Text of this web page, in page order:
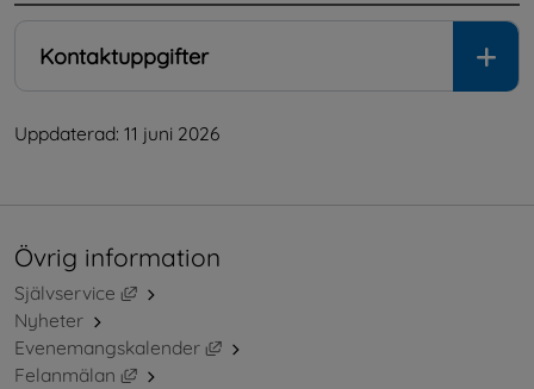
Kontaktuppgifter
Uppdaterad: 11 juni 2026
Övrig information
Självservice
Länk till annan webbplats, öppnas i nytt fönster.
Nyheter
Evenemangskalender
Länk till annan webbplats, öppnas i
Felanmälan
Länk till annan webbplats, öppnas i nytt fönster.